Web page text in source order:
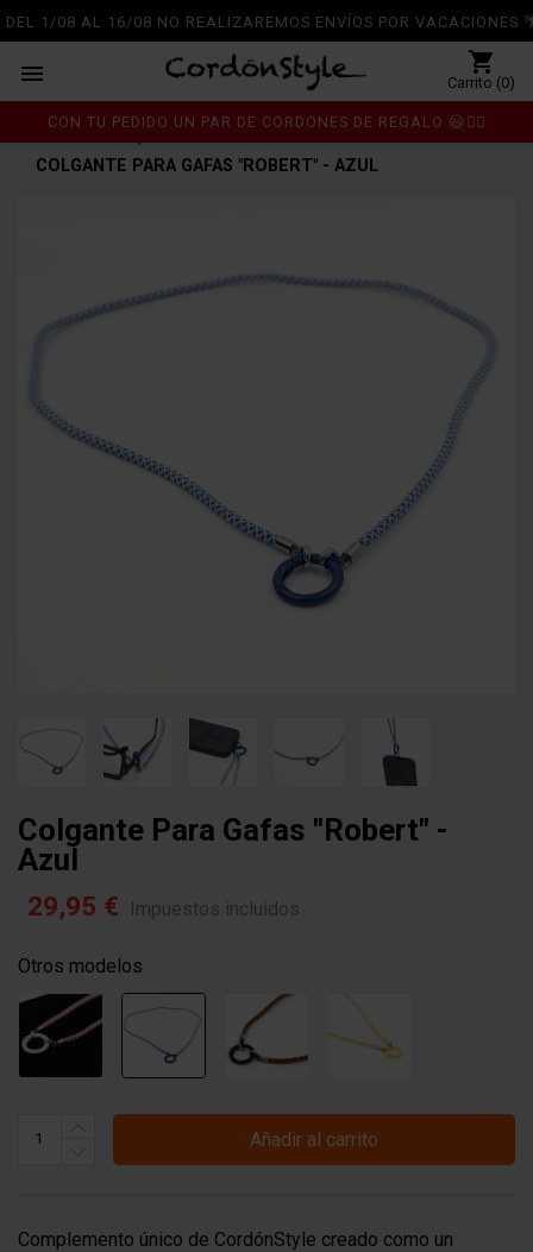
DEL 1/08 AL 16/08 NO REALIZAREMOS ENVÍOS POR VACACIONES
shopping_cart
Carrito (0)

CON TU PEDIDO UN PAR DE CORDONES DE REGALO 😃👍🏼
COLGANTE PARA GAFAS "ROBERT" - AZUL
Colgante Para Gafas "robert" -
Azul
29,95 € Impuestos incluidos
Otros modelos
Añadir al carrito
Complemento único de CordónStyle creado como un